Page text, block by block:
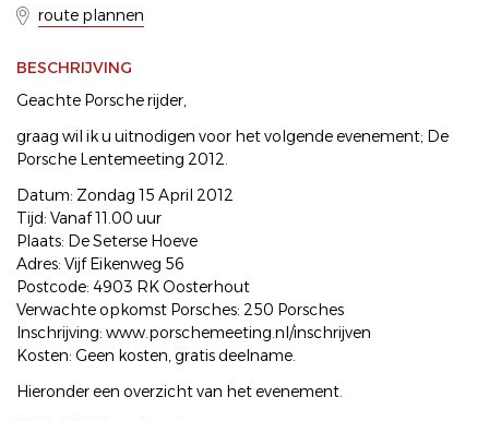
route plannen
BESCHRIJVING
Geachte Porsche rijder,
graag wil ik u uitnodigen voor het volgende evenement; De
Porsche Lentemeeting 2012.
Datum: Zondag 15 April 2012
Tijd: Vanaf 11.00 uur
Plaats: De Seterse Hoeve
Adres: Vijf Eikenweg 56
Postcode: 4903 RK Oosterhout
Verwachte opkomst Porsches: 250 Porsches
Inschrijving: www.porschemeeting.nl/inschrijven
Kosten: Geen kosten, gratis deelname.
Hieronder een overzicht van het evenement.